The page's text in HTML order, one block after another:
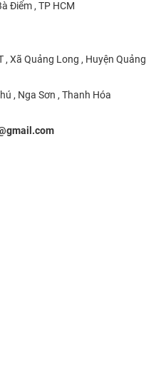
Điểm , TP HCM
, Xã Quảng Long , Huyện Quảng
, Nga Sơn , Thanh Hóa